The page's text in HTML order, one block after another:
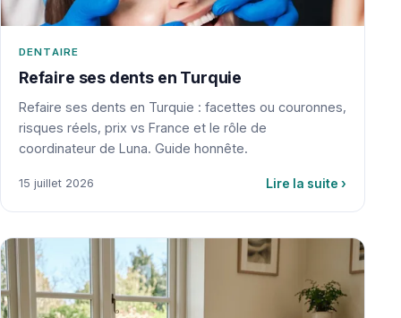
DENTAIRE
Refaire ses dents en Turquie
Refaire ses dents en Turquie : facettes ou couronnes,
risques réels, prix vs France et le rôle de
coordinateur de Luna. Guide honnête.
15 juillet 2026 Lire la suite ›